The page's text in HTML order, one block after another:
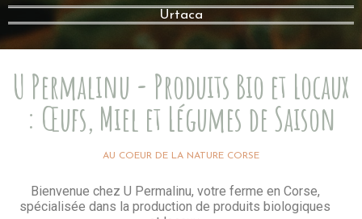
Urtaca
U Permalinu - Produits Bio et Locaux
: Œufs, Miel et Légumes de Saison
AU COEUR DE LA NATURE CORSE
Bienvenue chez U Permalinu, votre ferme en Corse,
spécialisée dans la production de produits biologiques